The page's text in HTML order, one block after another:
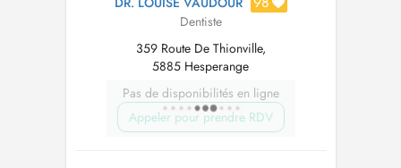
Dentiste
359 Route De Thionville,
5885 Hesperange
Pas de disponibilités en ligne
Appeler pour prendre RDV